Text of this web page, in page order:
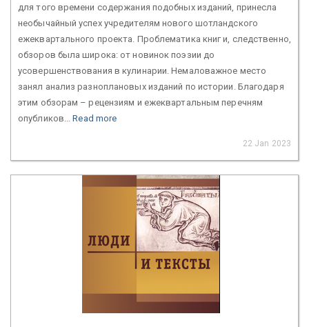
для того времени содержания подобных изданий, принесла
необычайный успех учредителям нового шотландского
ежеквартального проекта. Проблематика книг и, следственно,
обзоров была широка: от новинок поэзии до
усовершенствования в кулинарии. Немаловажное место
занял анализ разноплановых изданий по истории. Благодаря
этим обзорам – рецензиям и ежеквартальным перечням
опубликов...Read more
22 Jan 2023